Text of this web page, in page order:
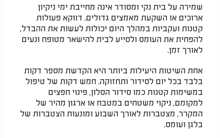
שמירה על בית נקי ומסודר אינה מחייבת ימי ניקיון
ארוכים או השקעת מאמצים גדולים. דווקא פעולות
קטנות ועקביות במהלך היום יכולות לעשות את ההבדל,
להפחית את העומס ולסייע לבית להישאר מטופח ונעים
לאורך זמן.
אחת השיטות היעילות ביותר היא הקדשת מספר דקות
בלבד בכל יום לסידור ותחזוקה. חמש דקות של טיפול
במשימות קטנות כמו סידור הסלון, פינוי חפצים
למקומם, ניקוי משטחים במטבח או ארגון מהיר של
המקרר, מצטברות לאורך השבוע ומונעות הצטברות של
בלגן ועומס.